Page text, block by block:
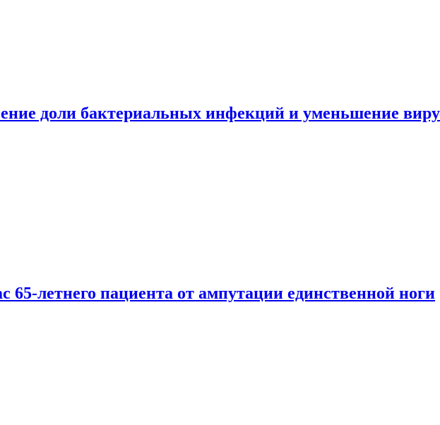
доли бактериальных инфекций и уменьшение
65-летнего пациента от ампутации единственной ноги